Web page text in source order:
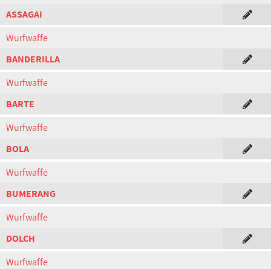
ASSAGAI
Wurfwaffe
BANDERILLA
Wurfwaffe
BARTE
Wurfwaffe
BOLA
Wurfwaffe
BUMERANG
Wurfwaffe
DOLCH
Wurfwaffe